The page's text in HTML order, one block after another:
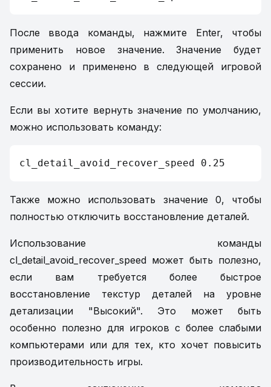
После ввода команды, нажмите Enter, чтобы
применить новое значение. Значение будет
сохранено и применено в следующей игровой
сессии.
Если вы хотите вернуть значение по умолчанию,
можно использовать команду:
cl_detail_avoid_recover_speed 0.25
Также можно использовать значение 0, чтобы
полностью отключить восстановление деталей.
Использование команды
cl_detail_avoid_recover_speed может быть полезно,
если вам требуется более быстрое
восстановление текстур деталей на уровне
детализации "Высокий". Это может быть
особенно полезно для игроков с более слабыми
компьютерами или для тех, кто хочет повысить
производительность игры.